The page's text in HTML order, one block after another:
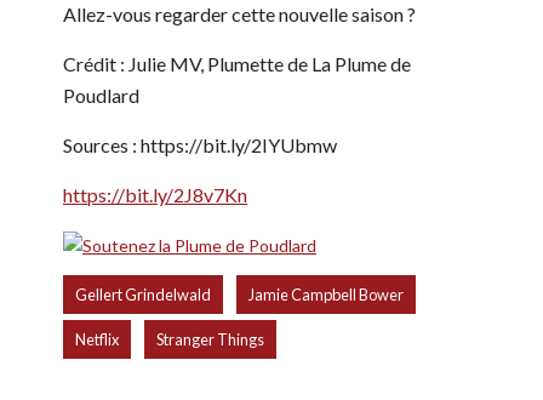
Allez-vous regarder cette nouvelle saison ?
Crédit : Julie MV, Plumette de La Plume de
Poudlard
Sources : https://bit.ly/2IYUbmw
https://bit.ly/2J8v7Kn
Gellert Grindelwald Jamie Campbell Bower
Netflix Stranger Things